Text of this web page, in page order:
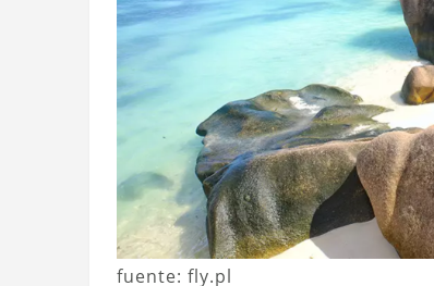
fuente: fly.pl